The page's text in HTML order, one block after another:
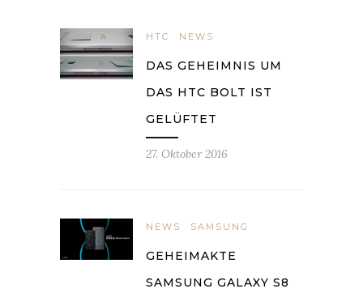
HTC NEWS
DAS GEHEIMNIS UM
DAS HTC BOLT IST
GELÜFTET
27. Oktober 2016
NEWS SAMSUNG
GEHEIMAKTE
SAMSUNG GALAXY S8